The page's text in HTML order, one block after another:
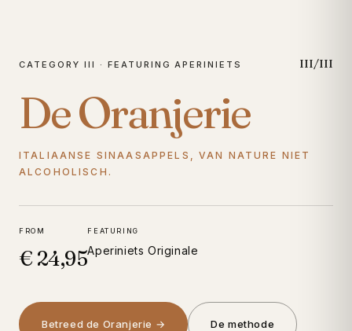
CATEGORY III · FEATURING APERINIETS III/III
De Oranjerie
ITALIAANSE SINAASAPPELS, VAN NATURE NIET
ALCOHOLISCH.
FROM
€ 24,95
FEATURING
Aperiniets Originale
Betreed de Oranjerie → De methode